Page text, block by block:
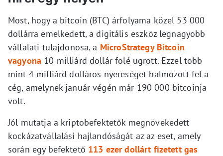
Most, hogy a bitcoin (BTC) árfolyama közel 53 000
dollárra emelkedett, a digitális eszköz legnagyobb
vállalati tulajdonosa, a MicroStrategy Bitcoin
vagyona 10 milliárd dollár fölé ugrott. Ezzel több
mint 4 milliárd dolláros nyereséget halmozott fel a
cég, amelynek január végén már 190 000 bitcoinja
volt.
Jól mutatja a kriptobefektetők megnövekedett
kockázatvállalási hajlandóságát az az eset, amely
során egy befektető 113 ezer dollárt fizetett gas